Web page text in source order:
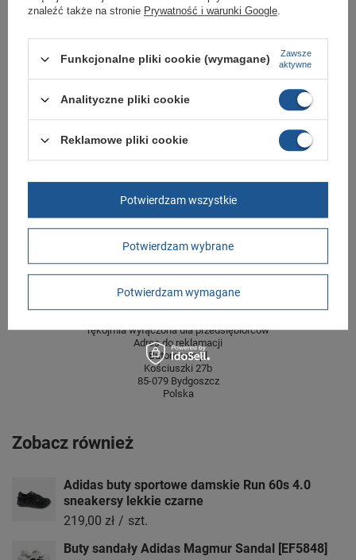
Zapięcie
Kolor czarny
Długość towaru w
centymetrach
Więcej
Szerokość towaru w
Więcej
20
Wysokość towaru w
centymetrach
Więcej
12
GWARANCJA
rękojmia wyłączona dla przedsiębiorców
Adres do reklamacji
Butomania.pl
Kościuszki 27b
85-079 Bydgoszcz
Polska
Zobacz również
Adidas buty sportowe damskie Run 60s 4.0
sneakersy lekkie czarne
219,00 zł / szt.
Buty sandały Adidas Magmur Sandal [EF5848]
znaleźć także na stronie Prywatność i warunki Google.
Funkcjonalne pliki cookie (wymagane)
Zawsze
aktywne
Analityczne pliki cookie
Reklamowe pliki cookie
Potwierdzam wybrane
Potwierdzam wymagane
Potwierdzam wszystkie